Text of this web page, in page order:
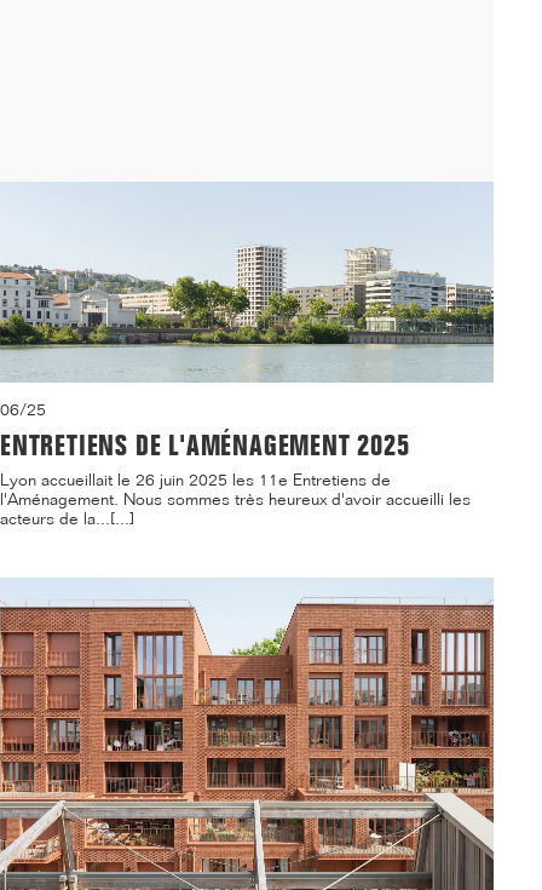
06/25
ENTRETIENS DE L'AMÉNAGEMENT 2025
Lyon accueillait le 26 juin 2025 les 11e Entretiens de
l'Aménagement. Nous sommes très heureux d'avoir accueilli les
acteurs de la...[...]